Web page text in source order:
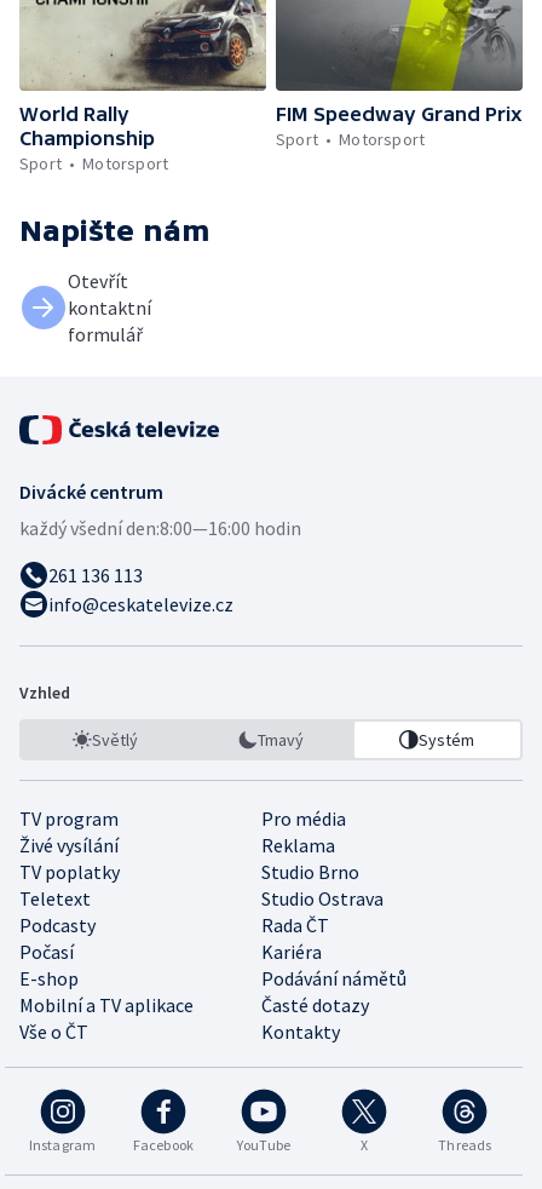
World Rally
Championship
Sport
Motorsport
FIM Speedway Grand Prix
Sport
Motorsport
Napište nám
Otevřít
kontaktní
formulář
Divácké centrum
každý všední den:8:00—16:00 hodin
261 136 113
info@ceskatelevize.cz
Vzhled
Světlý Tmavý Systém
TV program
Pro média
Živé vysílání
Reklama
TV poplatky
Studio Brno
Teletext
Studio Ostrava
Podcasty
Rada ČT
Počasí
Kariéra
E-shop
Podávání námětů
Mobilní a TV aplikace
Časté dotazy
Vše o ČT
Kontakty
Instagram Facebook YouTube X Threads